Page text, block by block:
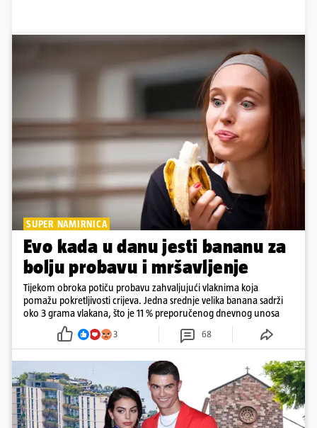
SUPER NAMIRNICA
Evo kada u danu jesti bananu za
bolju probavu i mršavljenje
Tijekom obroka potiču probavu zahvaljujući vlaknima koja
pomažu pokretljivosti crijeva. Jedna srednje velika banana sadrži
oko 3 grama vlakana, što je 11 % preporučenog dnevnog unosa
3 68